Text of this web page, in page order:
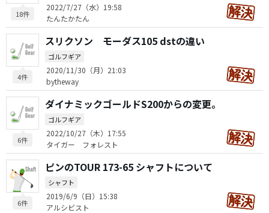
18件
2022/7/27（水）19:58
たんたかたん
4件
スリクソン モーダス105 dstの違い
ゴルフギア
2020/11/30（月）21:03
bytheway
6件
ダイナミックゴールドS200からの変更。
ゴルフギア
2022/10/27（木）17:55
タイガー フォレスト
6件
ピンのTOUR 173-65 シャフトについて
シャフト
2019/6/9（日）15:38
アルシビスト